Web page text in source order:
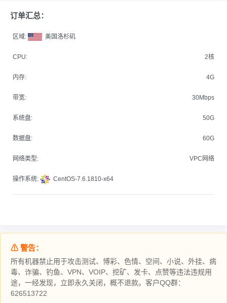
订单汇总：
区域: 美国洛杉矶
CPU: 2核
内存: 4G
带宽: 30Mbps
系统盘: 50G
数据盘: 60G
网络类型: VPC网络
操作系统: CentOS-7.6.1810-x64
⚠ 警告：
所有机器禁止用于攻击测试、博彩、色情、空间、小说、外挂、病
毒、诈骗、钓鱼、VPN、VOIP、挖矿、发卡、点赞等违法违规用
途，一经发现，立即永久关闭，概不退款。客户QQ群：
626513722